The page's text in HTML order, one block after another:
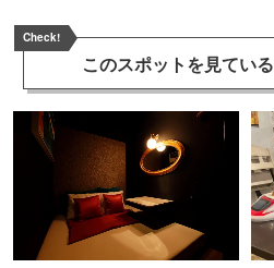
Check!
このスポットを見ている